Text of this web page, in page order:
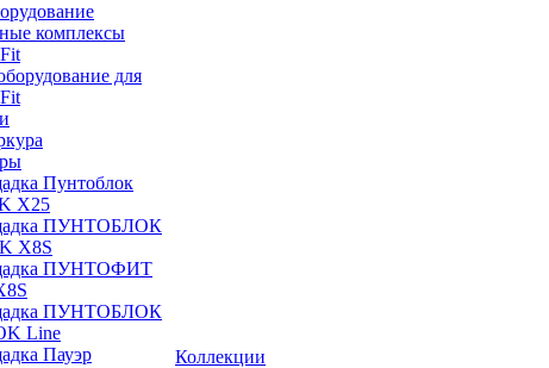
комплексы
для
Пунтоблок
X25
ПУНТОБЛОК
X8S
ПУНТОФИТ
ПУНТОБЛОК
Line
Пауэр
Коллекции